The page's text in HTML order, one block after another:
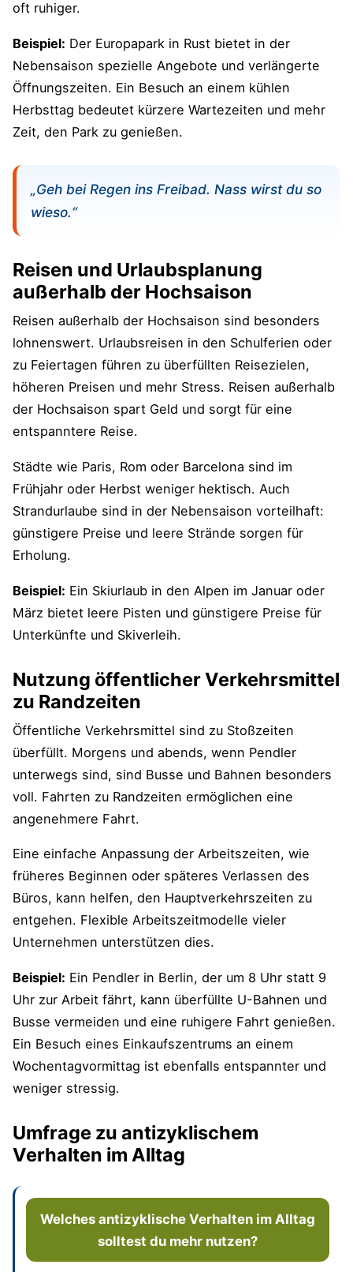
Mehr zum Thema "Effizienter arbeiten"
Mehr zum Thema "Selbstbewusstsein
entwickeln"
oft ruhiger.
Beispiel: Der Europapark in Rust bietet in der
Nebensaison spezielle Angebote und verlängerte
Öffnungszeiten. Ein Besuch an einem kühlen
Herbsttag bedeutet kürzere Wartezeiten und mehr
Zeit, den Park zu genießen.
„Geh bei Regen ins Freibad. Nass wirst du so
wieso.“
Reisen und Urlaubsplanung
außerhalb der Hochsaison
Reisen außerhalb der Hochsaison sind besonders
lohnenswert. Urlaubsreisen in den Schulferien oder
zu Feiertagen führen zu überfüllten Reisezielen,
höheren Preisen und mehr Stress. Reisen außerhalb
der Hochsaison spart Geld und sorgt für eine
entspanntere Reise.
Städte wie Paris, Rom oder Barcelona sind im
Frühjahr oder Herbst weniger hektisch. Auch
Strandurlaube sind in der Nebensaison vorteilhaft:
günstigere Preise und leere Strände sorgen für
Erholung.
Beispiel: Ein Skiurlaub in den Alpen im Januar oder
März bietet leere Pisten und günstigere Preise für
Unterkünfte und Skiverleih.
Nutzung öffentlicher Verkehrsmittel
zu Randzeiten
Öffentliche Verkehrsmittel sind zu Stoßzeiten
überfüllt. Morgens und abends, wenn Pendler
unterwegs sind, sind Busse und Bahnen besonders
voll. Fahrten zu Randzeiten ermöglichen eine
angenehmere Fahrt.
Eine einfache Anpassung der Arbeitszeiten, wie
früheres Beginnen oder späteres Verlassen des
Büros, kann helfen, den Hauptverkehrszeiten zu
entgehen. Flexible Arbeitszeitmodelle vieler
Unternehmen unterstützen dies.
Beispiel: Ein Pendler in Berlin, der um 8 Uhr statt 9
Uhr zur Arbeit fährt, kann überfüllte U-Bahnen und
Busse vermeiden und eine ruhigere Fahrt genießen.
Ein Besuch eines Einkaufszentrums an einem
Wochentagvormittag ist ebenfalls entspannter und
weniger stressig.
Umfrage zu antizyklischem
Verhalten im Alltag
Welches antizyklische Verhalten im Alltag
solltest du mehr nutzen?